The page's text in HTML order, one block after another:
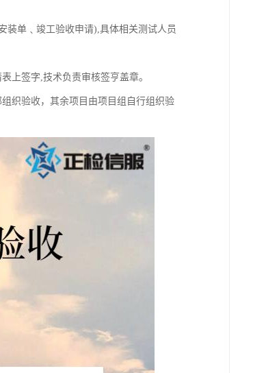
装单﹑竣工验收申请),具体相关测试人员
上签字,技术负责审核签亨盖章。
织验收，其余项目由项目组自行组织验